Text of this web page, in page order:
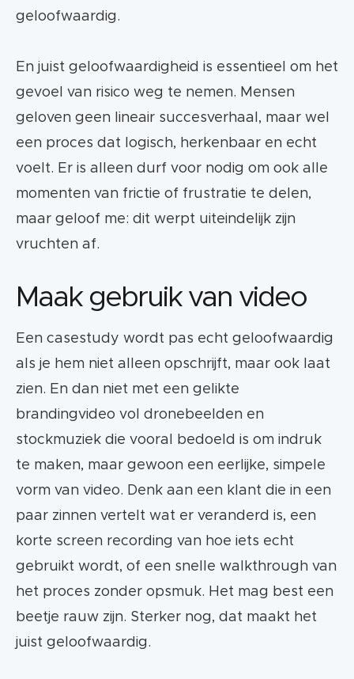
geloofwaardig.
En juist geloofwaardigheid is essentieel om het
gevoel van risico weg te nemen. Mensen
geloven geen lineair succesverhaal, maar wel
een proces dat logisch, herkenbaar en echt
voelt. Er is alleen durf voor nodig om ook alle
momenten van frictie of frustratie te delen,
maar geloof me: dit werpt uiteindelijk zijn
vruchten af.
Maak gebruik van video
Een casestudy wordt pas echt geloofwaardig
als je hem niet alleen opschrijft, maar ook laat
zien. En dan niet met een gelikte
brandingvideo vol dronebeelden en
stockmuziek die vooral bedoeld is om indruk
te maken, maar gewoon een eerlijke, simpele
vorm van video. Denk aan een klant die in een
paar zinnen vertelt wat er veranderd is, een
korte screen recording van hoe iets echt
gebruikt wordt, of een snelle walkthrough van
het proces zonder opsmuk. Het mag best een
beetje rauw zijn. Sterker nog, dat maakt het
juist geloofwaardig.